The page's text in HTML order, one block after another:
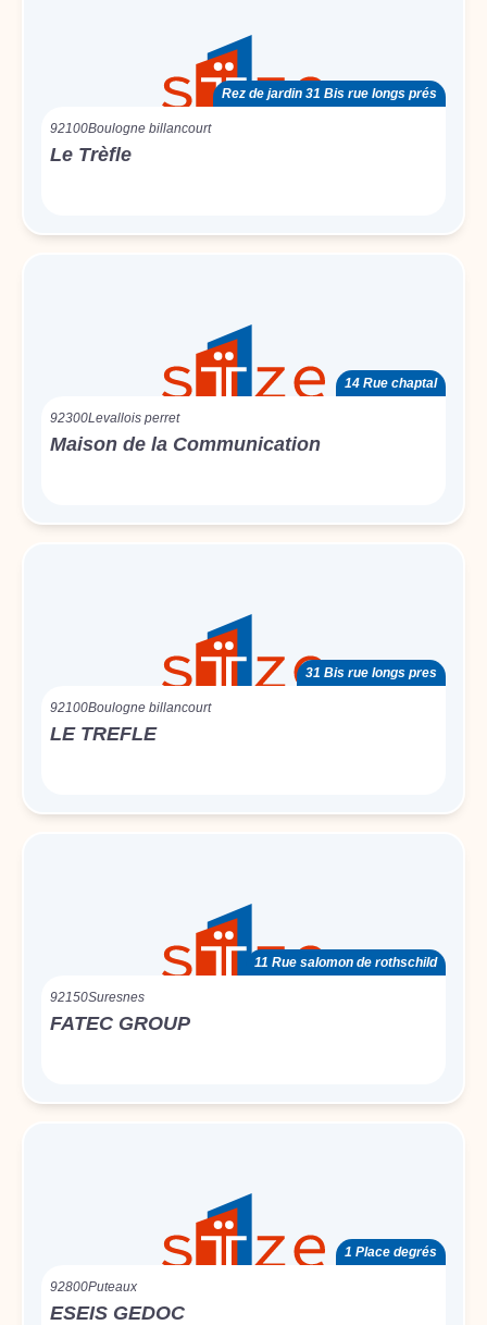
Rez de jardin 31 Bis rue longs prés
92100Boulogne billancourt
Le Trèfle
14 Rue chaptal
92300Levallois perret
Maison de la Communication
31 Bis rue longs pres
92100Boulogne billancourt
LE TREFLE
11 Rue salomon de rothschild
92150Suresnes
FATEC GROUP
1 Place degrés
92800Puteaux
ESEIS GEDOC